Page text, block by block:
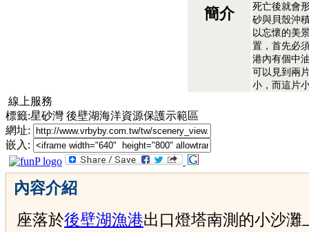
簡介
死亡後就會
砂與貝殼沖
以忘懷的美
置，首先必
港內有個中
可以見到兩
小，而這片
線上服務
標籤:星砂灣 後壁湖海洋資源保護示範區
網址:
嵌入:
內容介紹
座落於後壁湖漁港出口燈塔南測的小沙灘